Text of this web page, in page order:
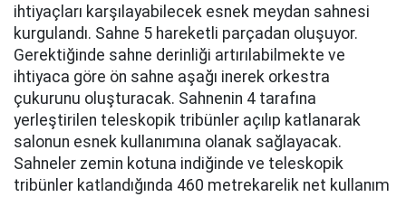
ihtiyaçları karşılayabilecek esnek meydan sahnesi
kurgulandı. Sahne 5 hareketli parçadan oluşuyor.
Gerektiğinde sahne derinliği artırılabilmekte ve
ihtiyaca göre ön sahne aşağı inerek orkestra
çukurunu oluşturacak. Sahnenin 4 tarafına
yerleştirilen teleskopik tribünler açılıp katlanarak
salonun esnek kullanımına olanak sağlayacak.
Sahneler zemin kotuna indiğinde ve teleskopik
tribünler katlandığında 460 metrekarelik net kullanım